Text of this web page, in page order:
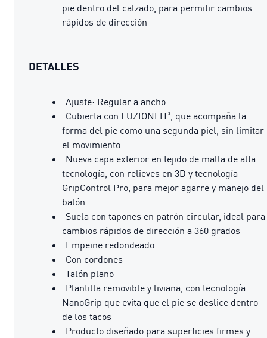
pie dentro del calzado, para permitir cambios
rápidos de dirección
DETALLES
Ajuste: Regular a ancho
Cubierta con FUZIONFIT³, que acompaña la
forma del pie como una segunda piel, sin limitar
el movimiento
Nueva capa exterior en tejido de malla de alta
tecnología, con relieves en 3D y tecnología
GripControl Pro, para mejor agarre y manejo del
balón
Suela con tapones en patrón circular, ideal para
cambios rápidos de dirección a 360 grados
Empeine redondeado
Con cordones
Talón plano
Plantilla removible y liviana, con tecnología
NanoGrip que evita que el pie se deslice dentro
de los tacos
Producto diseñado para superficies firmes y